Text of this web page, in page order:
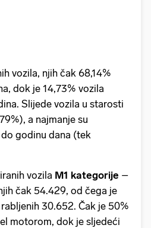
vozila, njih čak 68,14%
dok je 14,73% vozila
Slijede vozila u starosti
a najmanje su
godinu dana (tek
vozila M1 kategorije –
čak 54.429, od čega je
30.652. Čak je 50%
motorom, dok je sljedeći